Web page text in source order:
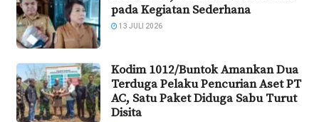
pada Kegiatan Sederhana
13 JULI 2026
Kodim 1012/Buntok Amankan Dua
Terduga Pelaku Pencurian Aset PT
AC, Satu Paket Diduga Sabu Turut
Disita